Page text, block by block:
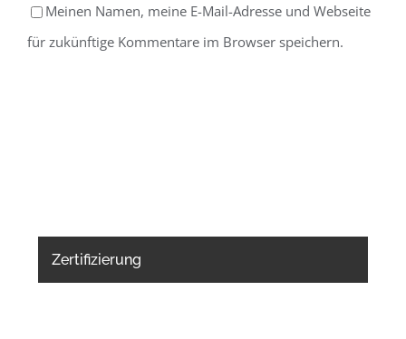
Meinen Namen, meine E-Mail-Adresse und Webseite
für zukünftige Kommentare im Browser speichern.
Zertifizierung